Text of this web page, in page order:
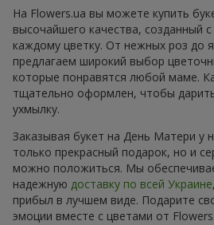
На Flowers.ua вы можете купить
высочайшего качества, созданный
каждому цветку. От нежных роз до
предлагаем широкий выбор
которые понравятся любой маме.
тщательно оформлен, чтобы
ухмылку.
Заказывая букет на День Матери у
только прекрасный подарок, но и
можно положиться. Мы
надежную доставку по всей Украине
прибыл в лучшем виде. Подарите
эмоции вместе с цветами от